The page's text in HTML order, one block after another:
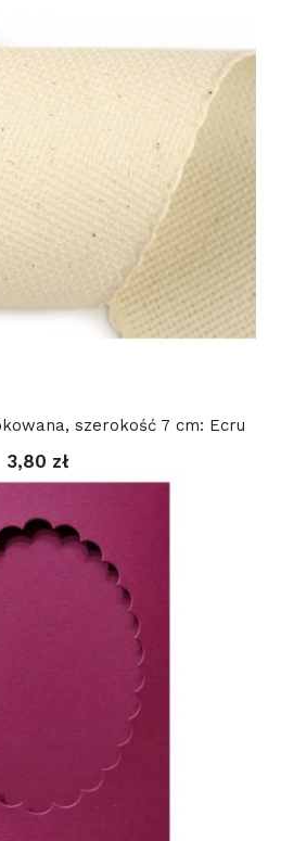
szerokość 7 cm: Ecru
3,80 zł